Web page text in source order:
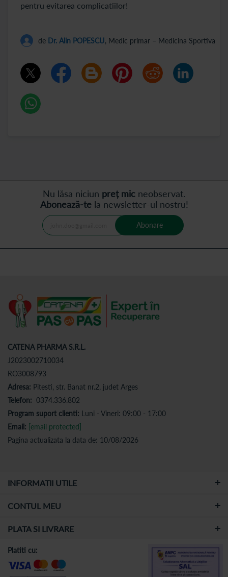
pentru evitarea complicatiilor!
de Dr. Alin POPESCU, Medic primar – Medicina Sportiva
Nu lăsa niciun preț mic neobservat.
Abonează-tela newsletter-ul nostru!
Abonare
CATENA PHARMA S.R.L.
J2023002710034
RO3008793
Adresa: Pitesti, str. Banat nr.2, judet Arges
Telefon: 0374.336.802
Program suport clienti: Luni - Vineri: 09:00 - 17:00
Email: [email protected]
Pagina actualizata la data de: 10/08/2026
INFORMATII UTILE
CONTUL MEU
PLATA SI LIVRARE
Platiti cu: